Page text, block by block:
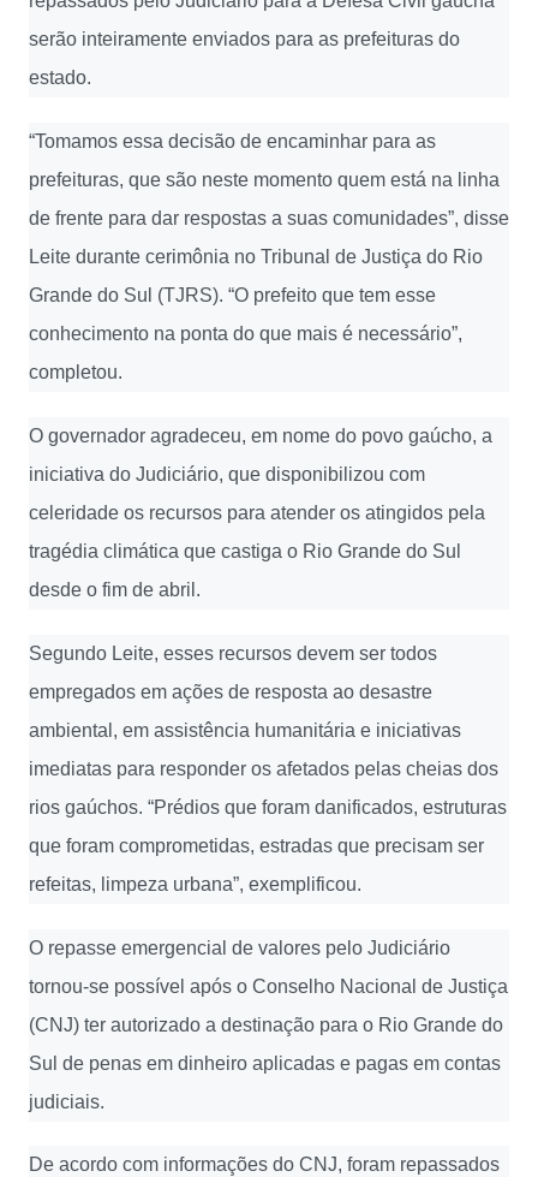
serão inteiramente enviados para as prefeituras do
estado.
“Tomamos essa decisão de encaminhar para as
prefeituras, que são neste momento quem está na linha
de frente para dar respostas a suas comunidades”, disse
Leite durante cerimônia no Tribunal de Justiça do Rio
Grande do Sul (TJRS). “O prefeito que tem esse
conhecimento na ponta do que mais é necessário”,
completou.
O governador agradeceu, em nome do povo gaúcho, a
iniciativa do Judiciário, que disponibilizou com
celeridade os recursos para atender os atingidos pela
tragédia climática que castiga o Rio Grande do Sul
desde o fim de abril.
Segundo Leite, esses recursos devem ser todos
empregados em ações de resposta ao desastre
ambiental, em assistência humanitária e iniciativas
imediatas para responder os afetados pelas cheias dos
rios gaúchos. “Prédios que foram danificados, estruturas
que foram comprometidas, estradas que precisam ser
refeitas, limpeza urbana”, exemplificou.
O repasse emergencial de valores pelo Judiciário
tornou-se possível após o Conselho Nacional de Justiça
(CNJ) ter autorizado a destinação para o Rio Grande do
Sul de penas em dinheiro aplicadas e pagas em contas
judiciais.
De acordo com informações do CNJ, foram repassados